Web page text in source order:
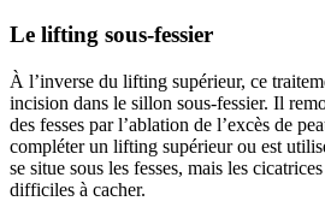
Le lifting sous-fessier
À l’inverse du lifting supérieur, ce
incision dans le sillon sous-fessier. Il
des fesses par l’ablation de l’excès de
compléter un lifting supérieur ou est
se situe sous les fesses, mais les
difficiles à cacher.